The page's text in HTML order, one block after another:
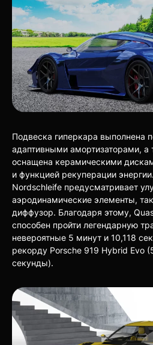
Подвеска гиперкара выполнена
адаптивными амортизаторами, а
оснащена керамическими
и функцией рекуперации
Nordschleife предусматривает
аэродинамические элементы,
диффузор. Благодаря этому,
способен пройти легендарную
невероятные 5 минут и 10,118
рекорду Porsche 919 Hybrid Evo
секунды).